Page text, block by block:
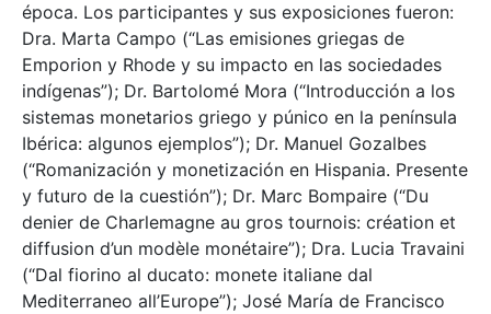
época. Los participantes y sus exposiciones fueron:
Dra. Marta Campo (“Las emisiones griegas de
Emporion y Rhode y su impacto en las sociedades
indígenas”); Dr. Bartolomé Mora (“Introducción a los
sistemas monetarios griego y púnico en la península
Ibérica: algunos ejemplos”); Dr. Manuel Gozalbes
(“Romanización y monetización en Hispania. Presente
y futuro de la cuestión”); Dr. Marc Bompaire (“Du
denier de Charlemagne au gros tournois: création et
diffusion d’un modèle monétaire”); Dra. Lucia Travaini
(“Dal fiorino al ducato: monete italiane dal
Mediterraneo all’Europe”); José María de Francisco